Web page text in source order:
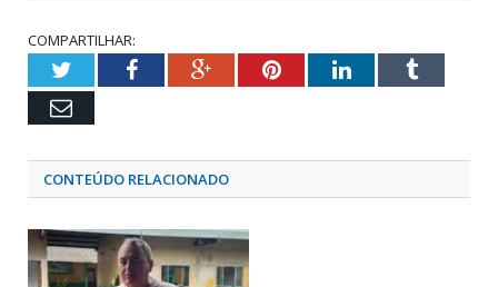
COMPARTILHAR:
TwitterFacebookGoogle+PinterestLinkedInTumblr
Email
CONTEÚDO RELACIONADO